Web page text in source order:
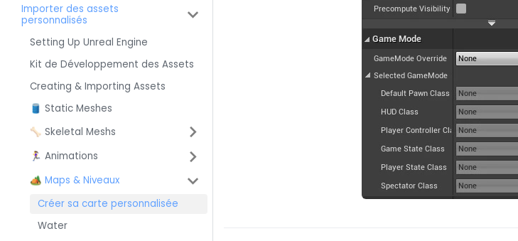
Importer des assets
personnalisés
Setting Up Unreal Engine
Kit de Développement des Assets
Creating & Importing Assets
🛢️ Static Meshes
🦴 Skeletal Meshs
🏃‍♀️ Animations
🏕️ Maps & Niveaux
Créer sa carte personnalisée
Water